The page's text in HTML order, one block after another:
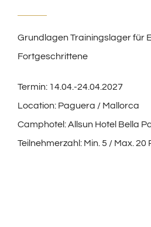
Grundlagen Trainingslager für
Fortgeschrittene
Termin: 14.04.-24.04.2027
Location: Paguera / Mallorca
Camphotel: Allsun Hotel Bella
Teilnehmerzahl: Min. 5 / Max. 20